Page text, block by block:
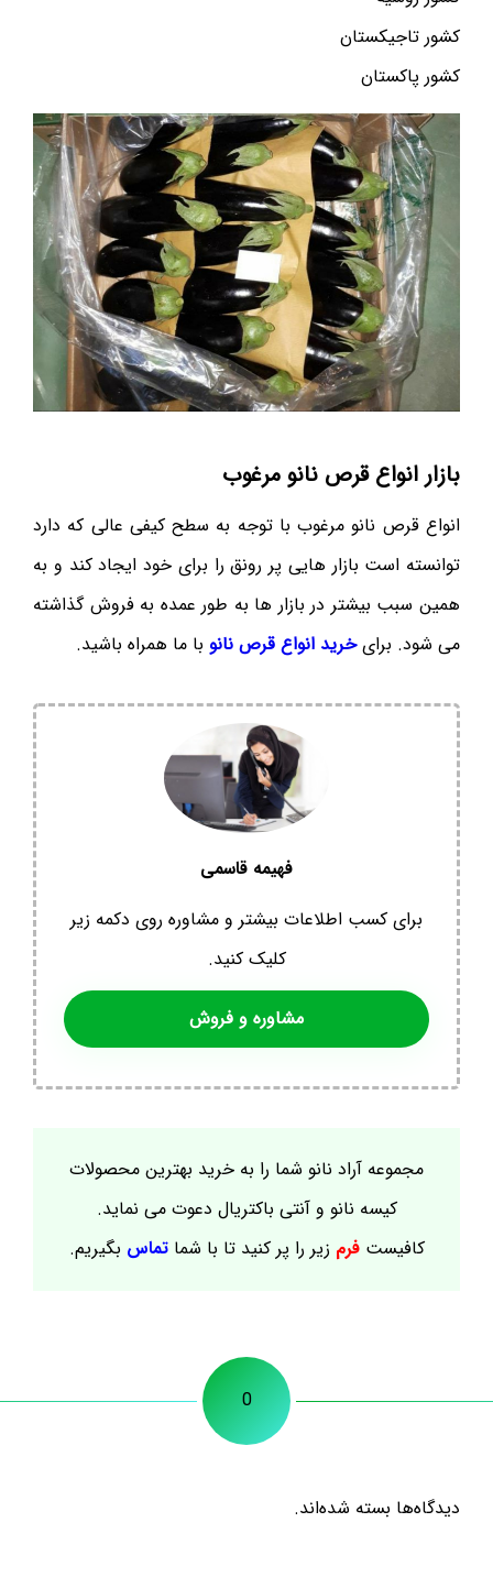
کشور تاجیکستان
کشور پاکستان
بازار انواع قرص نانو مرغوب
انواع قرص نانو مرغوب با توجه به سطح کیفی عالی که دارد
توانسته است بازار هایی پر رونق را برای خود ایجاد کند و به
همین سبب بیشتر در بازار ها به طور عمده به فروش گذاشته
می شود. برایخرید انواع قرص نانو با ما همراه باشید.
فهیمه قاسمی
برای کسب اطلاعات بیشتر و مشاوره روی دکمه زیر
کلیک کنید.
مشاوره و فروش
مجموعه آراد نانو شما را به خرید بهترین محصولات
کیسه نانو و آنتی باکتریال دعوت می نماید.
کافیستفرم زیر را پر کنید تا با شماتماس بگیریم.
0
دیدگاه‌ها بسته شده‌اند.